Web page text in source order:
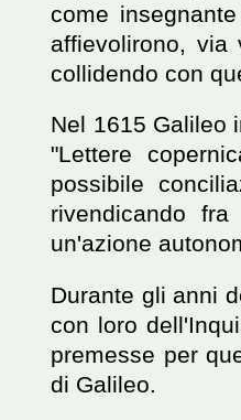
come
affievolirono, via
collidendo con
Nel 1615 Galileo
"Lettere
possibile
rivendicando
un'azione
Durante gli anni
con loro
premesse per
di Galileo.